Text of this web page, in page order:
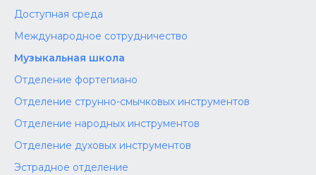
Доступная среда
Международное сотрудничество
Музыкальная школа
Отделение фортепиано
Отделение струнно-смычковых инструментов
Отделение народных инструментов
Отделение духовых инструментов
Эстрадное отделение